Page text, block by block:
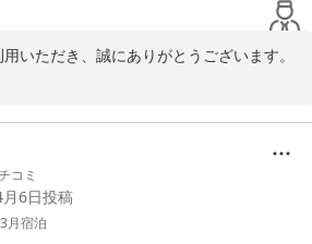
山の人が楽しめるようになっていました。部
。最近の宿は氷が有料なところが多いのです
っくり部屋飲みができました。次回もリピー
いただき、誠にありがとうございます。
ホテルにお越しくださいましたこと、重
ービス面での向上を感じていただけたと
いたしました。
ービスやお食事中の飲み放題、地酒のラ
いただけたご様子を伺い、スタッフ一同
コミ
6日投稿
月宿泊